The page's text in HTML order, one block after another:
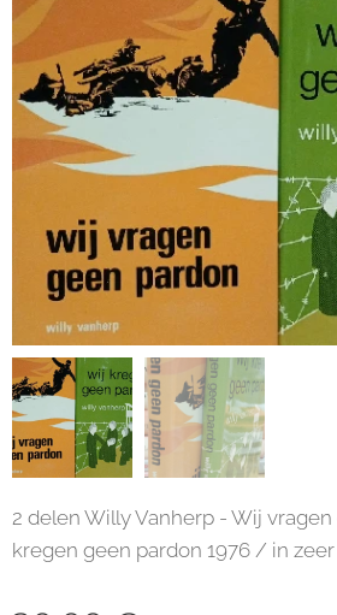
2 delen Willy Vanherp - Wij
kregen geen pardon 1976 / in